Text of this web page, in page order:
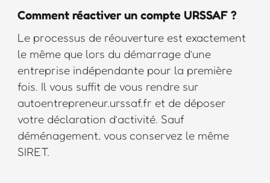
Comment réactiver un compte URSSAF ?
Le processus de réouverture est exactement
le même que lors du démarrage d’une
entreprise indépendante pour la première
fois. Il vous suffit de vous rendre sur
autoentrepreneur.urssaf.fr et de déposer
votre déclaration d’activité. Sauf
déménagement, vous conservez le même
SIRET.